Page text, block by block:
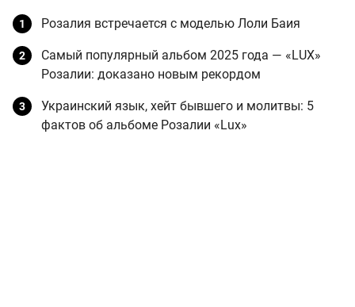
Розалия встречается с моделью Лоли Баия
Самый популярный альбом 2025 года — «LUX»
Розалии: доказано новым рекордом
Украинский язык, хейт бывшего и молитвы: 5
фактов об альбоме Розалии «Lux»